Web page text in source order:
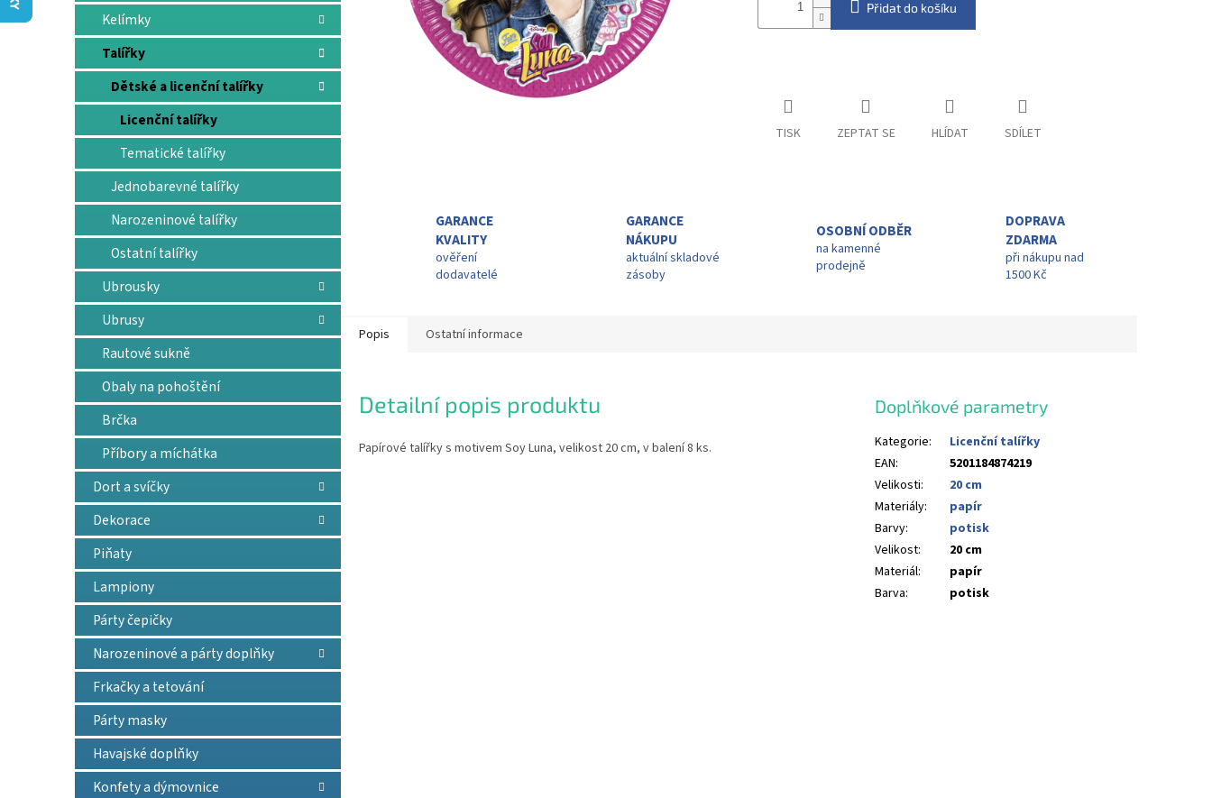
l
Kelímky
Talířky
Dětské a licenční talířky
Licenční talířky
Tematické talířky
Jednobarevné talířky
Narozeninové talířky
Ostatní talířky
Ubrousky
Ubrusy
Rautové sukně
Obaly na pohoštění
Brčka
Příbory a míchátka
Dort a svíčky
Dekorace
Piňaty
Lampiony
Párty čepičky
Narozeninové a párty doplňky
Frkačky a tetování
Párty masky
Havajské doplňky
Konfety a dýmovnice
Přidat do košíku
TISK ZEPTAT SE HLÍDAT SDÍLET
GARANCE
KVALITY
ověření
dodavatelé
GARANCE
NÁKUPU
aktuální skladové
zásoby
OSOBNÍ ODBĚR
na kamenné
prodejně
DOPRAVA
ZDARMA
při nákupu nad
1500 Kč
Popis Ostatní informace
Detailní popis produktu
Papírové talířky s motivem Soy Luna, velikost 20 cm, v balení 8 ks.
Doplňkové parametry
Kategorie:
Licenční talířky
EAN:
5201184874219
Velikosti:
20 cm
Materiály:
papír
Barvy:
potisk
Velikost:
20 cm
Materiál:
papír
Barva: potisk